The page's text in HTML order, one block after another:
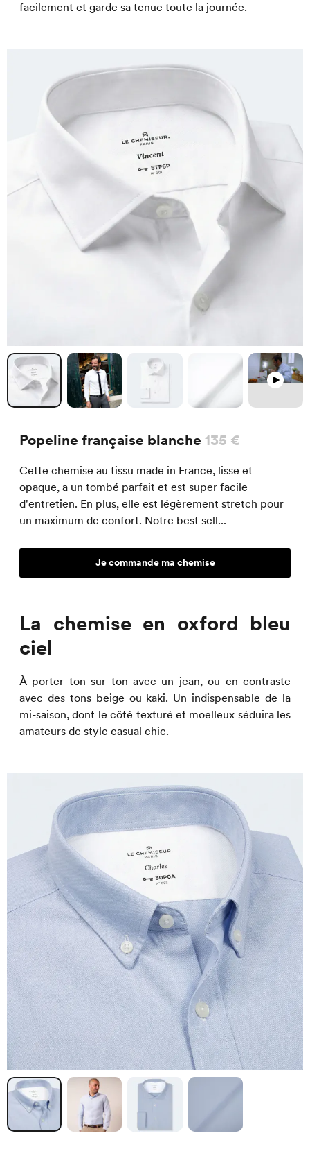
facilement et garde sa tenue toute la journée.
Popeline française blanche 135 €
Cette chemise au tissu made in France, lisse et
opaque, a un tombé parfait et est super facile
d'entretien. En plus, elle est légèrement stretch pour
un maximum de confort. Notre best sell...
Je commande ma chemise
La chemise en oxford bleu
ciel
À porter ton sur ton avec un jean, ou en contraste
avec des tons beige ou kaki. Un indispensable de la
mi-saison, dont le côté texturé et moelleux séduira les
amateurs de style casual chic.